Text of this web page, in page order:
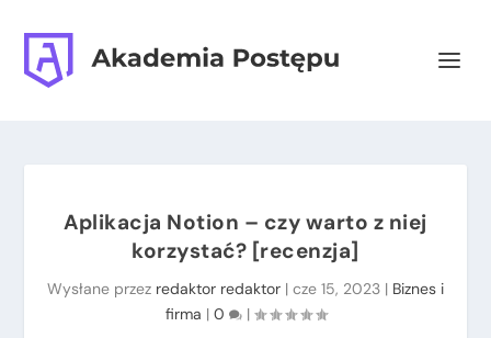
Aplikacja Notion – czy warto z niej
korzystać? [recenzja]
Wysłane przez redaktor redaktor | cze 15, 2023 | Biznes i
firma | 0 |